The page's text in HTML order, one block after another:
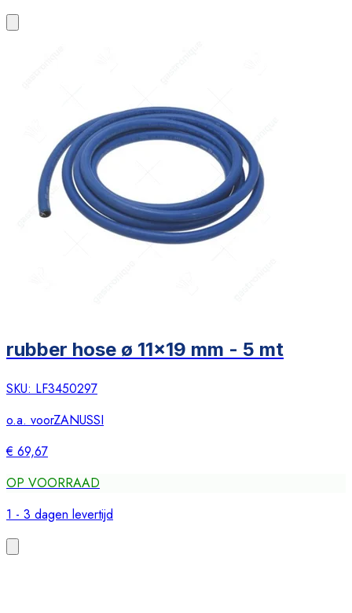
rubber hose ø 11x19 mm - 5 mt
SKU: LF3450297
o.a. voorZANUSSI
€ 69,67
OP VOORRAAD
1 - 3 dagen levertijd